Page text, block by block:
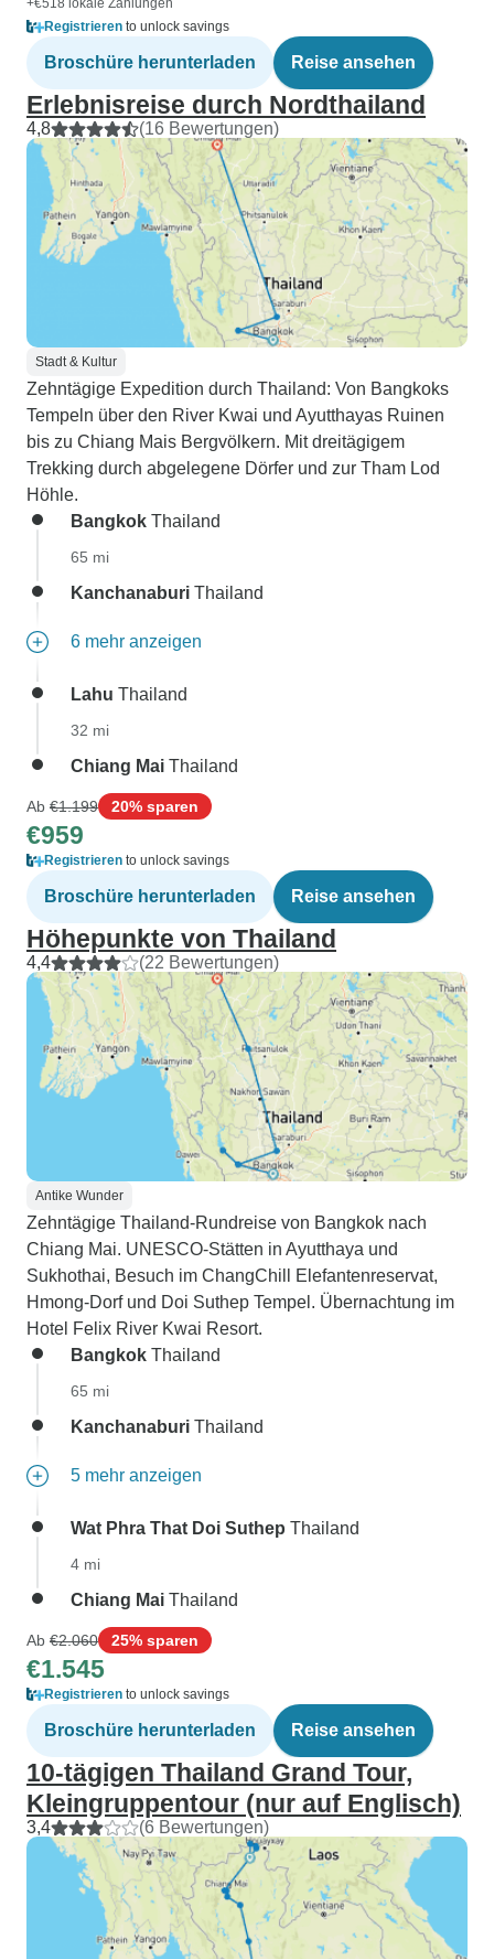
+€518 lokale Zahlungen
Registrieren to unlock savings
Broschüre herunterladen Reise ansehen
Erlebnisreise durch Nordthailand
4,8 (16 Bewertungen)
Stadt & Kultur
Zehntägige Expedition durch Thailand: Von Bangkoks
Tempeln über den River Kwai und Ayutthayas Ruinen
bis zu Chiang Mais Bergvölkern. Mit dreitägigem
Trekking durch abgelegene Dörfer und zur Tham Lod
Höhle.
Bangkok Thailand
65 mi
Kanchanaburi Thailand
6 mehr anzeigen
Lahu Thailand
32 mi
Chiang Mai Thailand
Ab €1.199 20% sparen
€959
Registrieren to unlock savings
Broschüre herunterladen Reise ansehen
Höhepunkte von Thailand
4,4 (22 Bewertungen)
Antike Wunder
Zehntägige Thailand-Rundreise von Bangkok nach
Chiang Mai. UNESCO-Stätten in Ayutthaya und
Sukhothai, Besuch im ChangChill Elefantenreservat,
Hmong-Dorf und Doi Suthep Tempel. Übernachtung im
Hotel Felix River Kwai Resort.
Bangkok Thailand
65 mi
Kanchanaburi Thailand
5 mehr anzeigen
Wat Phra That Doi Suthep Thailand
4 mi
Chiang Mai Thailand
Ab €2.060 25% sparen
€1.545
Registrieren to unlock savings
Broschüre herunterladen Reise ansehen
10-tägigen Thailand Grand Tour,
Kleingruppentour (nur auf Englisch)
3,4 (6 Bewertungen)